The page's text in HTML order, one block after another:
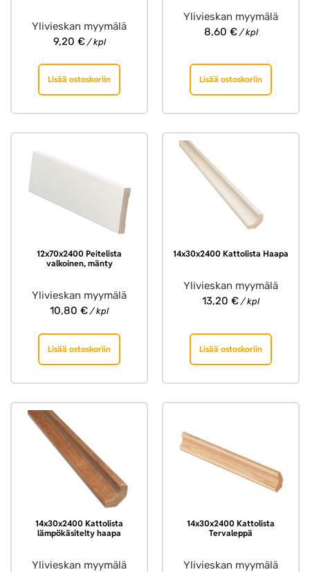
Ylivieskan myymälä
9,20 €/ kpl
Lisää ostoskoriin
Ylivieskan myymälä
8,60 €/ kpl
Lisää ostoskoriin
12x70x2400 Peitelista
valkoinen, mänty
Ylivieskan myymälä
10,80 € / kpl
Lisää ostoskoriin
14x30x2400 Kattolista Haapa
Ylivieskan myymälä
13,20 € / kpl
Lisää ostoskoriin
14x30x2400 Kattolista
lämpökäsitelty haapa
Ylivieskan myymälä
14x30x2400 Kattolista
Tervaleppä
Ylivieskan myymälä